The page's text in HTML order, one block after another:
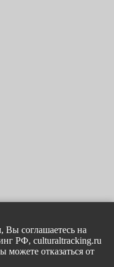
Вы соглашаетесь на
РФ, culturaltracking.ru
можете отказаться от